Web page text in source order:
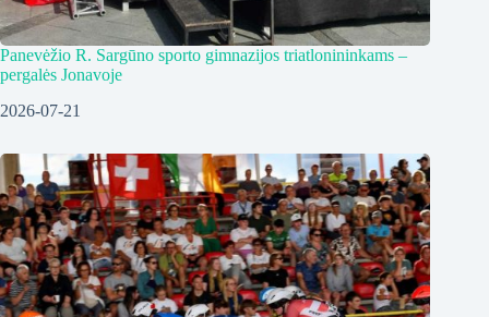
Panevėžio R. Sargūno sporto gimnazijos triatlonininkams –
pergalės Jonavoje
2026-07-21